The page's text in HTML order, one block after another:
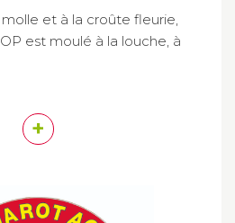
et à la croûte fleurie,
est moulé à la louche, à
+